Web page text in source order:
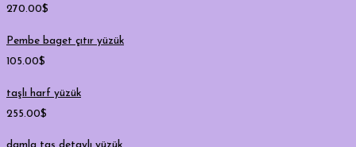
270.00$
Pembe baget çıtır yüzük
105.00$
taşlı harf yüzük
255.00$